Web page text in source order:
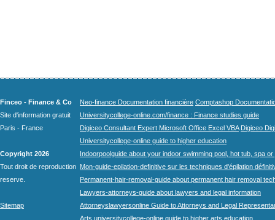
Finceo - Finance & Co
Site d'information gratuit
Paris - France
Copyright 2026
Tout droit de reproduction
reserve.
Sitemap
Neo-finance Documentation financière Comptashop
Universitycollege-online.com/finance : Finance studies guide
Digiceo Consultant Expert Microsoft Office Excel VBA Digiceo
Universitycollege-online guide to higher education
Indoorpoolguide about your indoor swimming pool, hot tub, spa
Mon-guide-epilation-definitive sur les techniques d'épilation
Permanent-hair-removal-guide about permanent hair removal
Lawyers-attorneys-guide about lawyers and legal information
Attorneyslawyersonline Guide to Attorneys and Legal
Arts.universitycollege-online guide to higher arts education